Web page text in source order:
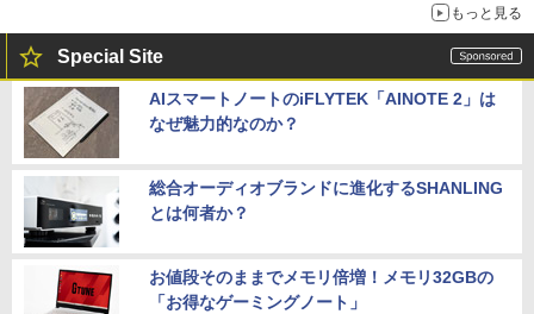
もっと見る
Special Site
AIスマートノートのiFLYTEK「AINOTE 2」は
なぜ魅力的なのか？
総合オーディオブランドに進化するSHANLING
とは何者か？
お値段そのままでメモリ倍増！メモリ32GBの
「お得なゲーミングノート」